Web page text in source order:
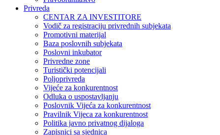
Privreda
CENTAR ZA INVESTITORE
Vodič za registraciju privrednih subjekata
Promotivni materijal
Baza poslovnih subjekata
Poslovni inkubator
Privredne zone
Turistički potencijali
Poljoprivreda
Vijeće za konkurentnost
Odluka o uspostavljanju
Poslovnik Vijeća za konkurentnost
Pravilnik Vijeca za konkurentnost
Politika javno privatnog dijaloga
Zapisnici sa sjednica